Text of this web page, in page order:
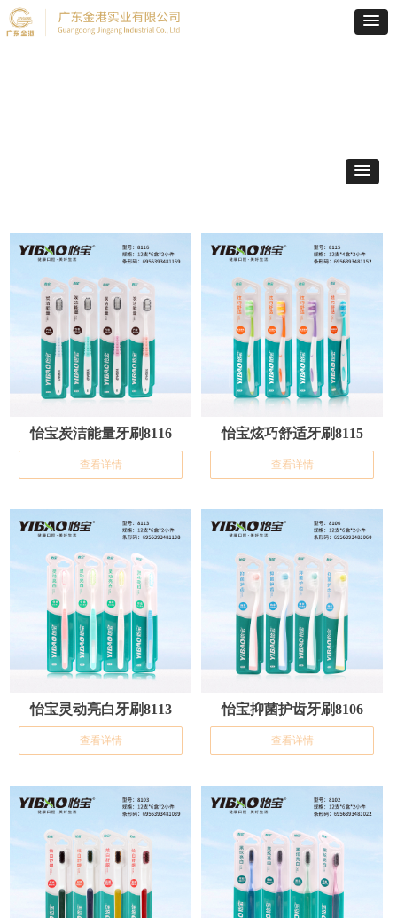
怡宝炭洁能量牙刷8116
查看详情
怡宝炫巧舒适牙刷8115
查看详情
怡宝灵动亮白牙刷8113
查看详情
怡宝抑菌护齿牙刷8106
查看详情